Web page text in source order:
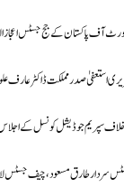
کورٹ آف پاکستان کے جج جسٹس
استعفیٰ صدر مملکت ڈاکٹر عارف
سپریم جوڈیشل کونسل کے اجلاس
طارق مسعود، چیف جسٹس